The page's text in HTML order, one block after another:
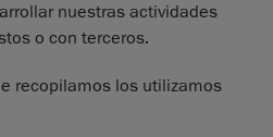
nuestras actividades
o con terceros.
recopilamos los utilizamos